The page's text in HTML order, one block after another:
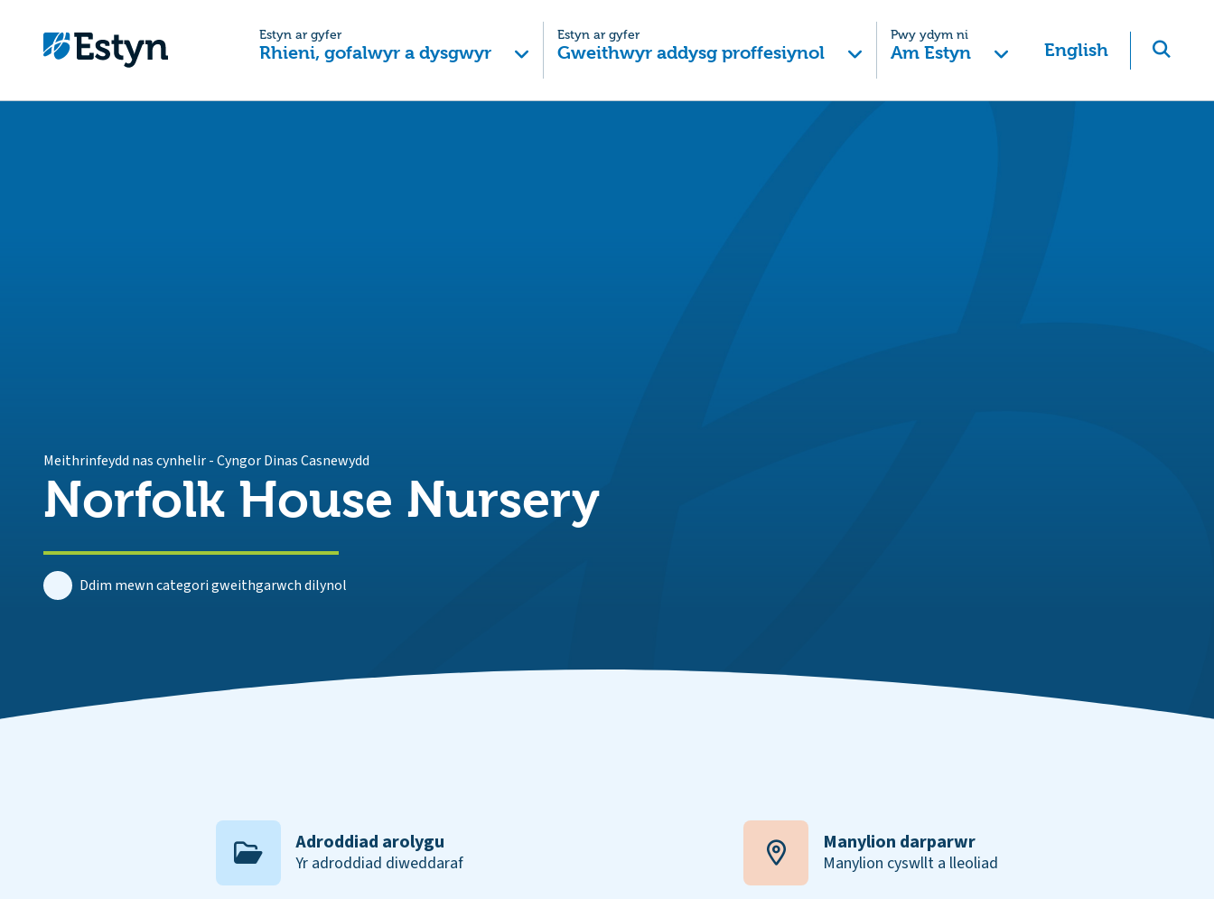
Estyn ar gyfer
Rhieni, gofalwyr a dysgwyr
Estyn ar gyfer
Gweithwyr addysg proffesiynol
Pwy ydym ni
Am Estyn English
Meithrinfeydd nas cynhelir-Cyngor Dinas Casnewydd
Norfolk House Nursery
Ddim mewn categori gweithgarwch dilynol
Adroddiad arolygu
Yr adroddiad diweddaraf
Manylion darparwr
Manylion cyswllt a lleoliad